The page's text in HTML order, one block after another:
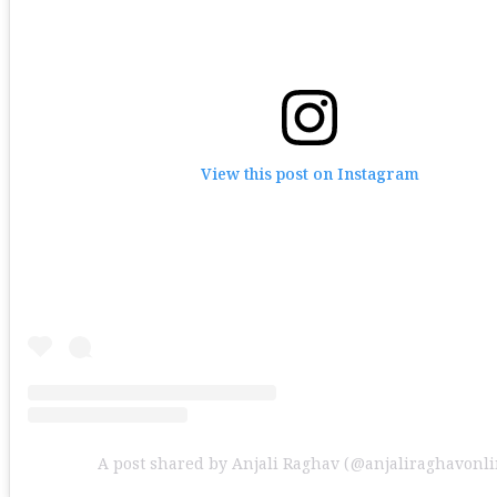
View this post on Instagram
A post shared by Anjali Raghav